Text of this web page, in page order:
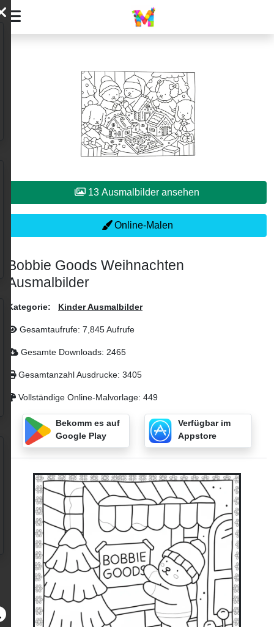
13 Ausmalbilder ansehen
Online-Malen
Bobbie Goods Weihnachten
Ausmalbilder
Kategorie: Kinder Ausmalbilder
Gesamtaufrufe: 7,845 Aufrufe
Gesamte Downloads: 2465
Gesamtanzahl Ausdrucke: 3405
Vollständige Online-Malvorlage: 449
Bekomm es auf
Google Play
Verfügbar im
Appstore